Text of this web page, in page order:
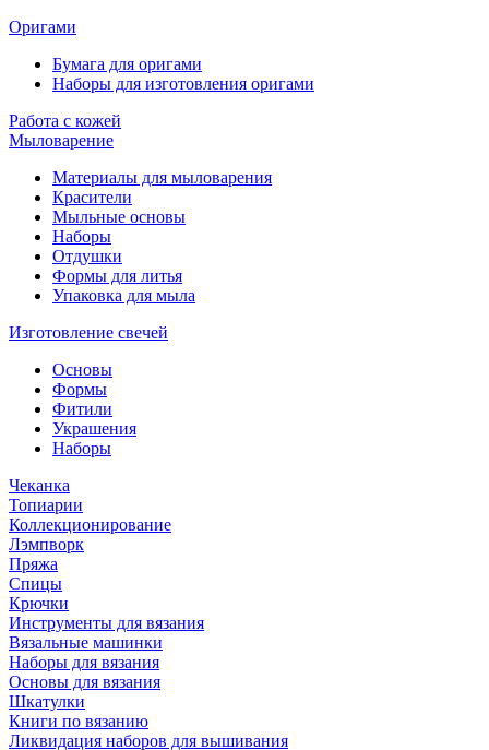
Оригами
Бумага для оригами
Наборы для изготовления оригами
Работа с кожей
Мыловарение
Материалы для мыловарения
Красители
Мыльные основы
Наборы
Отдушки
Формы для литья
Упаковка для мыла
Изготовление свечей
Основы
Формы
Фитили
Украшения
Наборы
Чеканка
Топиарии
Коллекционирование
Лэмпворк
Пряжа
Спицы
Крючки
Инструменты для вязания
Вязальные машинки
Наборы для вязания
Основы для вязания
Шкатулки
Книги по вязанию
Ликвидация наборов для вышивания